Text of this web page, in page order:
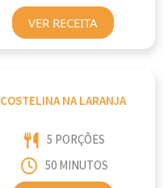
VER RECEITA
COSTELINA NA LARANJA
5 PORÇÕES
50 MINUTOS